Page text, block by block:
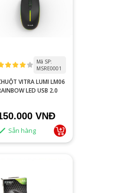
Mã SP:
MSRE0001
VITRA LUMI LM06
LED USB 2.0
VNĐ
Sẵn hàng